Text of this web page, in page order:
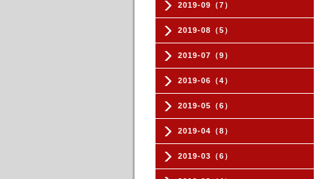
2019-09（7）
2019-08（5）
2019-07（9）
2019-06（4）
2019-05（6）
2019-04（8）
2019-03（6）